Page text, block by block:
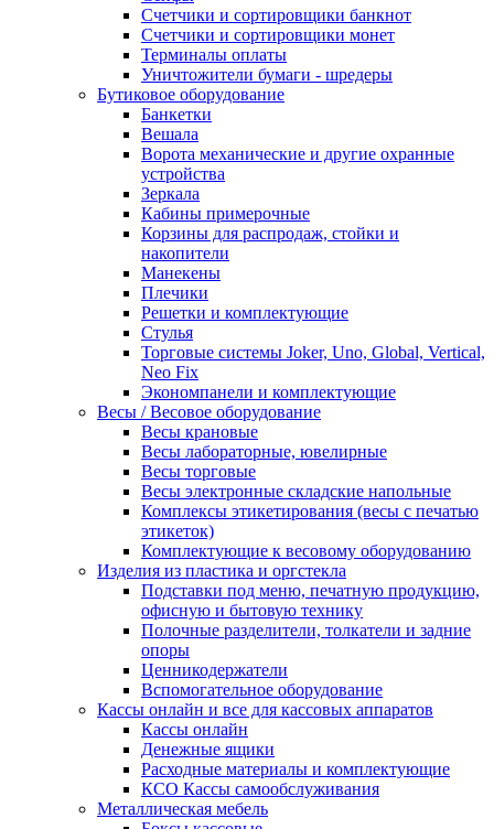
Счетчики и сортировщики банкнот
Счетчики и сортировщики монет
Терминалы оплаты
Уничтожители бумаги - шредеры
Бутиковое оборудование
Банкетки
Вешала
Ворота механические и другие охранные
устройства
Зеркала
Кабины примерочные
Корзины для распродаж, стойки и
накопители
Манекены
Плечики
Решетки и комплектующие
Стулья
Торговые системы Joker, Uno, Global, Vertical,
Neo Fix
Экономпанели и комплектующие
Весы / Весовое оборудование
Весы крановые
Весы лабораторные, ювелирные
Весы торговые
Весы электронные складские напольные
Комплексы этикетирования (весы с печатью
этикеток)
Комплектующие к весовому оборудованию
Изделия из пластика и оргстекла
Подставки под меню, печатную продукцию,
офисную и бытовую технику
Полочные разделители, толкатели и задние
опоры
Ценникодержатели
Вспомогательное оборудование
Кассы онлайн и все для кассовых аппаратов
Кассы онлайн
Денежные ящики
Расходные материалы и комплектующие
КСО Кассы самообслуживания
Металлическая мебель